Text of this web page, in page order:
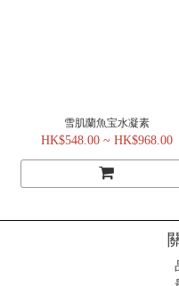
雪肌蘭魚宝水凝素
HK$548.00 ~ HK$968.00